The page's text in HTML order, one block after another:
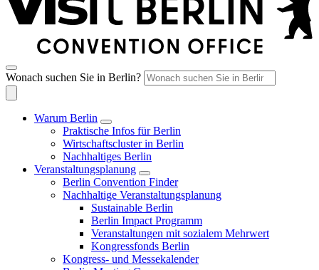
Wonach suchen Sie in Berlin?
Warum Berlin
Praktische Infos für Berlin
Wirtschaftscluster in Berlin
Nachhaltiges Berlin
Veranstaltungsplanung
Berlin Convention Finder
Nachhaltige Veranstaltungsplanung
Sustainable Berlin
Berlin Impact Programm
Veranstaltungen mit sozialem Mehrwert
Kongressfonds Berlin
Kongress- und Messekalender